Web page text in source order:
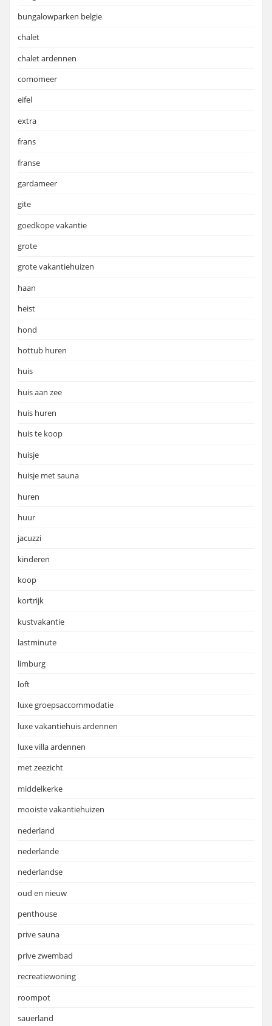
bungalowparken belgie
chalet
chalet ardennen
comomeer
eifel
extra
frans
franse
gardameer
gite
goedkope vakantie
grote
grote vakantiehuizen
haan
heist
hond
hottub huren
huis
huis aan zee
huis huren
huis te koop
huisje
huisje met sauna
huren
huur
jacuzzi
kinderen
koop
kortrijk
kustvakantie
lastminute
limburg
loft
luxe groepsaccommodatie
luxe vakantiehuis ardennen
luxe villa ardennen
met zeezicht
middelkerke
mooiste vakantiehuizen
nederland
nederlande
nederlandse
oud en nieuw
penthouse
prive sauna
prive zwembad
recreatiewoning
roompot
sauerland